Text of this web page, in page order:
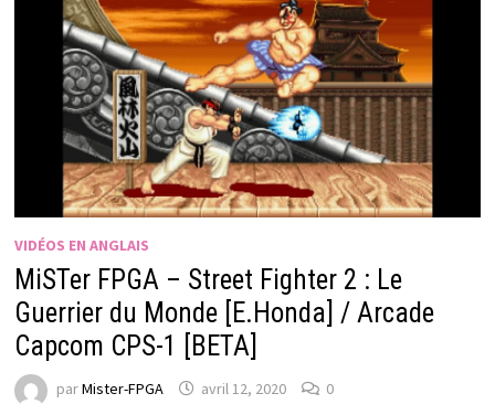
VIDÉOS EN ANGLAIS
MiSTer FPGA – Street Fighter 2 : Le
Guerrier du Monde [E.Honda] / Arcade
Capcom CPS-1 [BETA]
parMister-FPGA avril 12, 2020 0